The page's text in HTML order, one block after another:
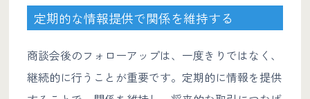
定期的な情報提供で関係を維持する
商談会後のフォローアップは、一度きりではなく、
継続的に行うことが重要です。定期的に情報を提供